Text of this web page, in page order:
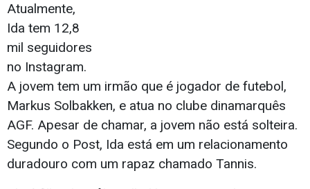
Atualmente,
Ida tem 12,8
mil seguidores
no Instagram.
A jovem tem um irmão que é jogador de futebol,
Markus Solbakken, e atua no clube dinamarquês
AGF. Apesar de chamar, a jovem não está solteira.
Segundo o Post, Ida está em um relacionamento
duradouro com um rapaz chamado Tannis.